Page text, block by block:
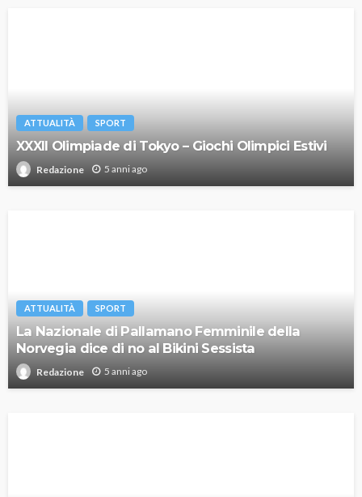
ATTUALITÀ SPORT
XXXII Olimpiade di Tokyo – Giochi Olimpici Estivi
Redazione 5 anni ago
ATTUALITÀ SPORT
La Nazionale di Pallamano Femminile della
Norvegia dice di no al Bikini Sessista
Redazione 5 anni ago